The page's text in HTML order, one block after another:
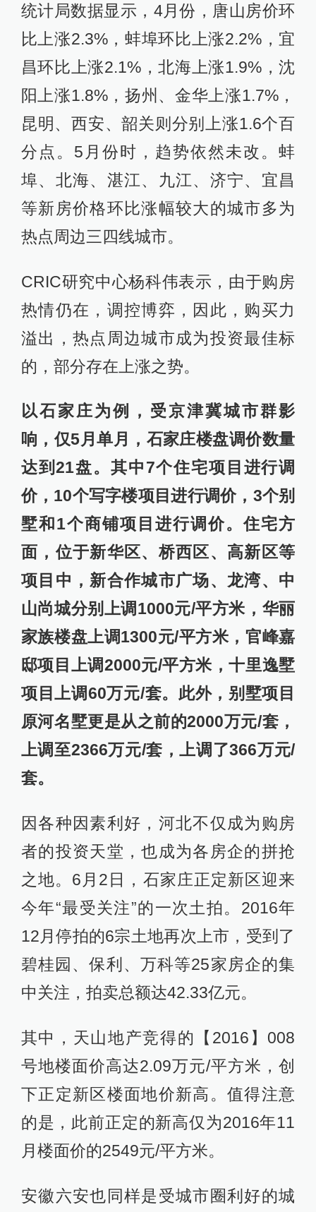
统计局数据显示，4月份，唐山房价环
比上涨2.3%，蚌埠环比上涨2.2%，宜
昌环比上涨2.1%，北海上涨1.9%，沈
阳上涨1.8%，扬州、金华上涨1.7%，
昆明、西安、韶关则分别上涨1.6个百
分点。5月份时，趋势依然未改。蚌
埠、北海、湛江、九江、济宁、宜昌
等新房价格环比涨幅较大的城市多为
热点周边三四线城市。
CRIC研究中心杨科伟表示，由于购房
热情仍在，调控博弈，因此，购买力
溢出，热点周边城市成为投资最佳标
的，部分存在上涨之势。
以石家庄为例，受京津冀城市群影
响，仅5月单月，石家庄楼盘调价数量
达到21盘。其中7个住宅项目进行调
价，10个写字楼项目进行调价，3个别
墅和1个商铺项目进行调价。住宅方
面，位于新华区、桥西区、高新区等
项目中，新合作城市广场、龙湾、中
山尚城分别上调1000元/平方米，华丽
家族楼盘上调1300元/平方米，官峰嘉
邸项目上调2000元/平方米，十里逸墅
项目上调60万元/套。此外，别墅项目
原河名墅更是从之前的2000万元/套，
上调至2366万元/套，上调了366万元/
套。
因各种因素利好，河北不仅成为购房
者的投资天堂，也成为各房企的拼抢
之地。6月2日，石家庄正定新区迎来
今年“最受关注”的一次土拍。2016年
12月停拍的6宗土地再次上市，受到了
碧桂园、保利、万科等25家房企的集
中关注，拍卖总额达42.33亿元。
其中，天山地产竞得的【2016】008
号地楼面价高达2.09万元/平方米，创
下正定新区楼面地价新高。值得注意
的是，此前正定的新高仅为2016年11
月楼面价的2549元/平方米。
安徽六安也同样是受城市圈利好的城